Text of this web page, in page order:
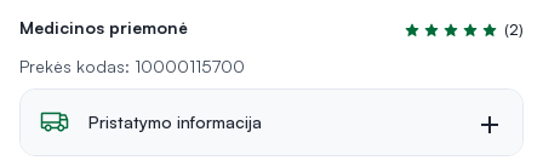
Medicinos priemonė
Įvertinimas 5.0
(2)
Prekės kodas: 10000115700
Pristatymo informacija